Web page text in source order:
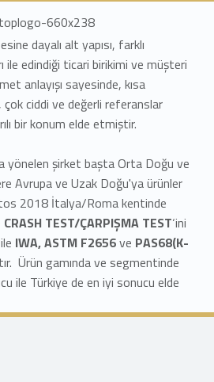
dayalı alt yapısı, farklı
ile edindiği ticari birikimi ve müşteri
anlayışı sayesinde, kısa
çok ciddi ve değerli referanslar
bir konum elde etmiştir.
yönelen şirket başta Orta Doğu ve
Avrupa ve Uzak Doğu'ya ürünler
2018 İtalya/Roma kentinde
CRASH TEST/ÇARPIŞMA TEST‘ini
IWA, ASTM F2656ve PAS68(K-
Ürün gamında ve segmentinde
ile Türkiye de en iyi sonucu elde